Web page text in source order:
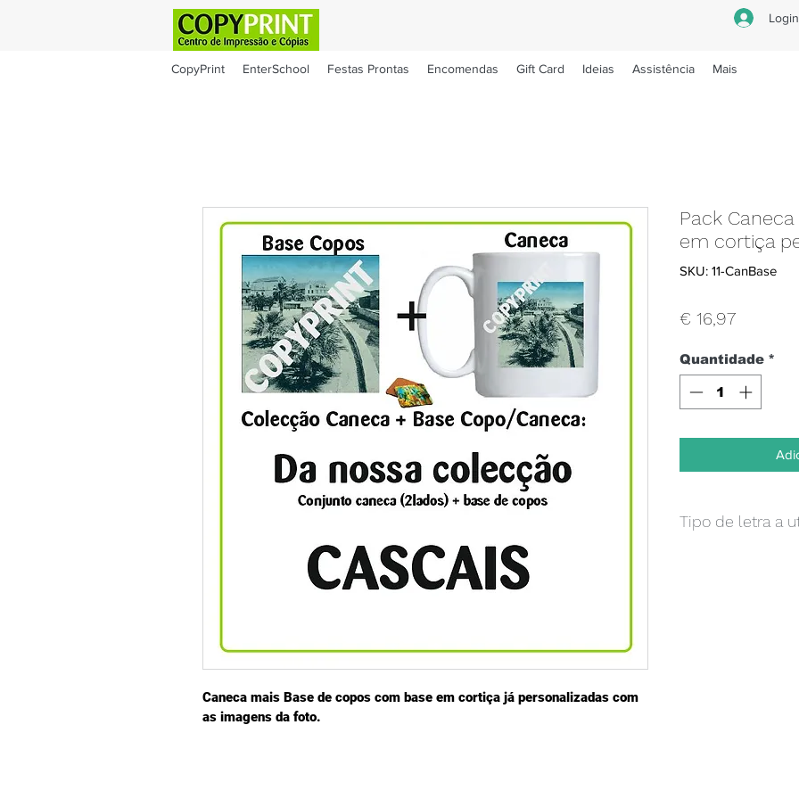
Login
CopyPrint EnterSchool Festas Prontas Encomendas Gift Card Ideias Assistência Mais
Caneca mais Base de copos com base em cortiça já personalizadas com
as imagens da foto.
Pack
em cortiça
SKU: 11-CanBase
€ 16,97Preço
Quantidade *
Tipo de letra